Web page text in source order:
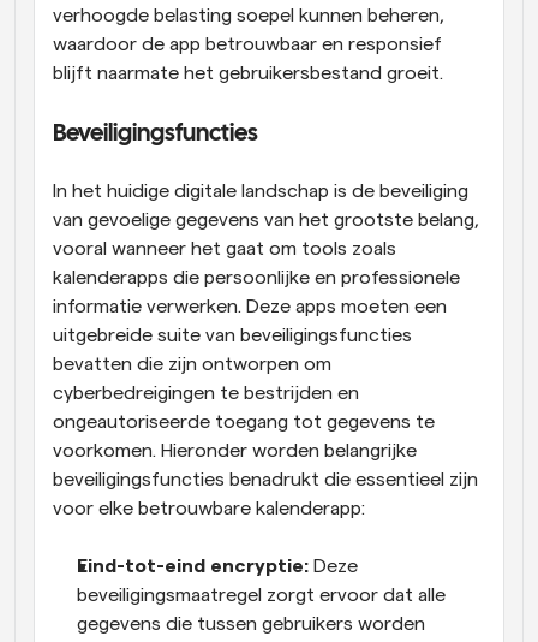
verhoogde belasting soepel kunnen beheren,
waardoor de app betrouwbaar en responsief
blijft naarmate het gebruikersbestand groeit.
Beveiligingsfuncties
In het huidige digitale landschap is de beveiliging
van gevoelige gegevens van het grootste belang,
vooral wanneer het gaat om tools zoals
kalenderapps die persoonlijke en professionele
informatie verwerken. Deze apps moeten een
uitgebreide suite van beveiligingsfuncties
bevatten die zijn ontworpen om
cyberbedreigingen te bestrijden en
ongeautoriseerde toegang tot gegevens te
voorkomen. Hieronder worden belangrijke
beveiligingsfuncties benadrukt die essentieel zijn
voor elke betrouwbare kalenderapp:
Eind-tot-eind encryptie: Deze
beveiligingsmaatregel zorgt ervoor dat alle
gegevens die tussen gebruikers worden